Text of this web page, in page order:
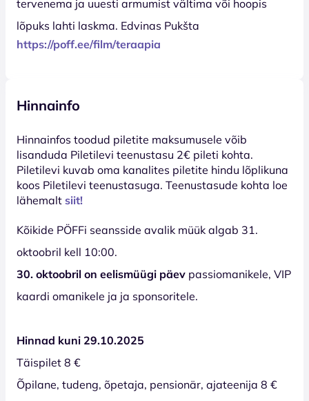
tervenema ja uuesti armumist vältima või hoopis
lõpuks lahti laskma. Edvinas Pukšta
https://poff.ee/film/teraapia
Hinnainfo
Hinnainfos toodud piletite maksumusele võib
lisanduda Piletilevi teenustasu 2€ pileti kohta.
Piletilevi kuvab oma kanalites piletite hindu lõplikuna
koos Piletilevi teenustasuga. Teenustasude kohta loe
lähemalt siit!
Kõikide PÖFFi seansside avalik müük algab 31.
oktoobril kell 10:00.
30. oktoobril on eelismüügi päev passiomanikele, VIP
kaardi omanikele ja ja sponsoritele.
Hinnad kuni 29.10.2025
Täispilet 8 €
Õpilane, tudeng, õpetaja, pensionär, ajateenija 8 €